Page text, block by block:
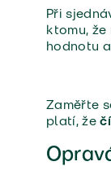
Při
k tomu,
hodnotu
Zaměřte
platí, že